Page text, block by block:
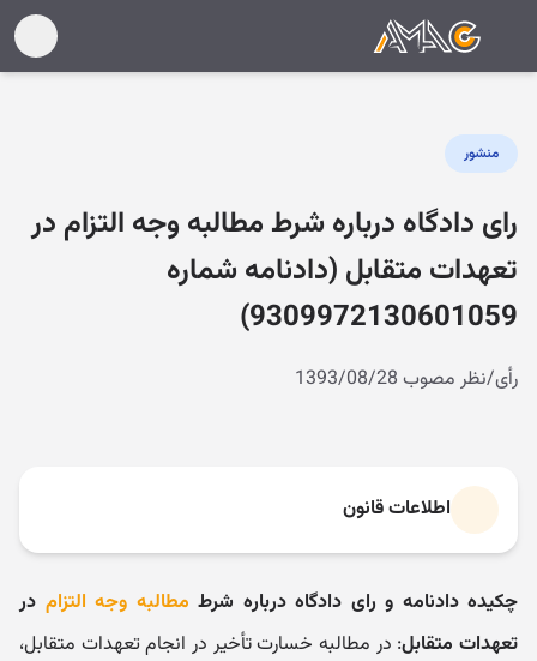
منشور
رای دادگاه درباره شرط مطالبه وجه التزام در
تعهدات متقابل (دادنامه شماره
9309972130601059)
رأی/نظر مصوب 1393/08/28
اطلاعات قانون
چکیده دادنامه و رای دادگاه درباره شرط مطالبه وجه التزام در
تعهدات متقابل: در مطالبه خسارت تأخیر در انجام تعهدات متقابل،